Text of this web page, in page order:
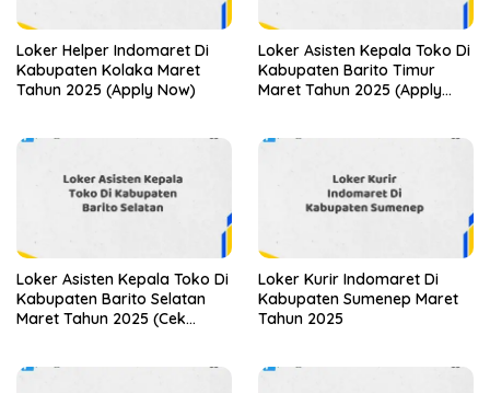
Loker Helper Indomaret Di
Kabupaten Kolaka Maret
Tahun 2025 (Apply Now)
Loker Asisten Kepala Toko Di
Kabupaten Barito Timur
Maret Tahun 2025 (Apply
Loker Asisten Kepala Toko Di
Kabupaten Barito Selatan
Maret Tahun 2025 (Cek
Loker Kurir Indomaret Di
Kabupaten Sumenep Maret
Tahun 2025